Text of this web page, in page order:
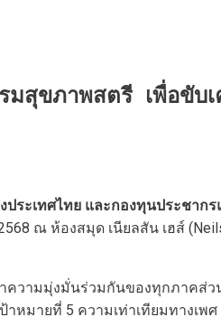
สุขภาพสตรี เพื่อขับ
ะเทศไทย และกองทุนประชาก
ณ ห้องสมุด เนียลสัน เฮส์
ำความมุ่งมั่นร่วมกันของทุกภาคส่
หมายที่ 5 ความเท่าเทียมทางเ